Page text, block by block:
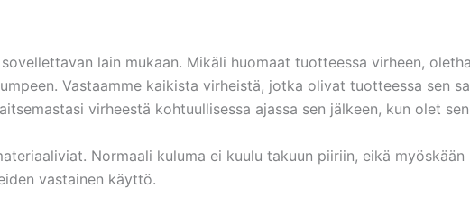
lain mukaan. Mikäli huomaat tuotteessa virheen,
Vastaamme kaikista virheistä, jotka olivat tuotteessa sen
virheestä kohtuullisessa ajassa sen jälkeen, kun olet
Normaali kuluma ei kuulu takuun piiriin, eikä
vastainen käyttö.